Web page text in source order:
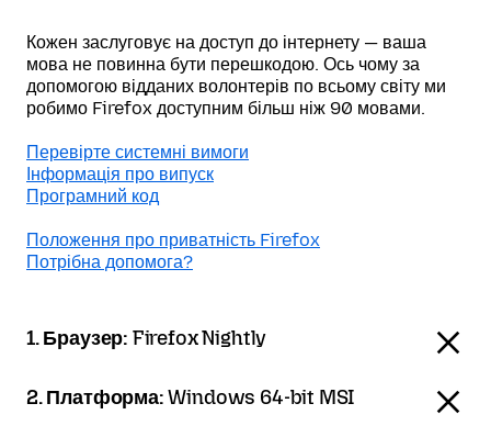
Кожен заслуговує на доступ до інтернету — ваша
мова не повинна бути перешкодою. Ось чому за
допомогою відданих волонтерів по всьому світу ми
робимо Firefox доступним більш ніж 90 мовами.
Перевірте системні вимоги
Інформація про випуск
Програмний код
Положення про приватність Firefox
Потрібна допомога?
1. Браузер: Firefox Nightly
2. Платформа:Windows 64-bit MSI